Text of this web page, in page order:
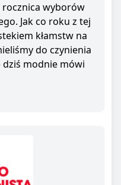
rocznica wyborów
Jak co roku z tej
kłamstw na
do czynienia
dziś modnie mówi